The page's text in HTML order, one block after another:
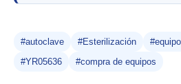
#autoclave #Esterilización
#YR05636
#compra de equipos